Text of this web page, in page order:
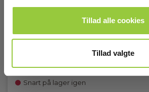
Tillad alle cookies
Tillad valgte
Metrel A1596 Krokodillenæb
EL-NR 6398916994
Snart på lager igen